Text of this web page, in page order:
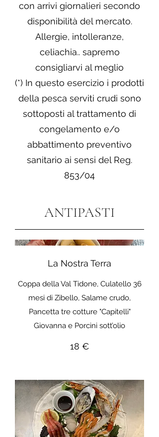
con arrivi giornalieri secondo
disponibilità del mercato.
Allergie, intolleranze,
celiachia.. sapremo
consigliarvi al meglio
(*) In questo esercizio i prodotti
della pesca serviti crudi sono
sottoposti al trattamento di
congelamento e/o
abbattimento preventivo
sanitario ai sensi del Reg.
ANTIPASTI
La Nostra Terra
Coppa della Val Tidone, Culatello 36
mesi di Zibello, Salame crudo,
Pancetta tre cotture "Capitelli"
Giovanna e Porcini sott’olio
18 €